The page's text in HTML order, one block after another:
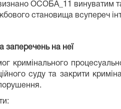
визнано ОСОБА_11 винуватим
становища всупереч
заперечень на неї
кримінального
суду та закрити